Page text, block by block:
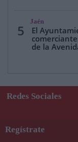
5
Jaén
El
de la
Redes Sociales
Regístrate